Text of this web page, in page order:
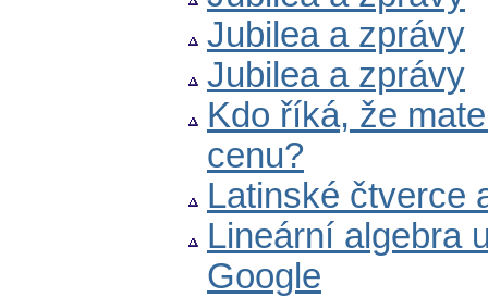
Jubilea a zprávy
Jubilea a zprávy
Kdo říká, že
cenu?
Latinské čtverce
Lineární algebra
Google